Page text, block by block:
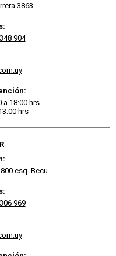
3863
904
a 18:00 hrs
hrs
esq. Becu
969